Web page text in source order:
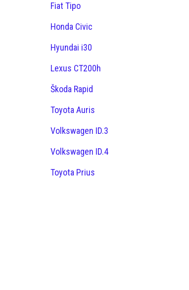
Fiat Tipo
Honda Civic
Hyundai i30
Lexus CT200h
Škoda Rapid
Toyota Auris
Volkswagen ID.3
Volkswagen ID.4
Toyota Prius